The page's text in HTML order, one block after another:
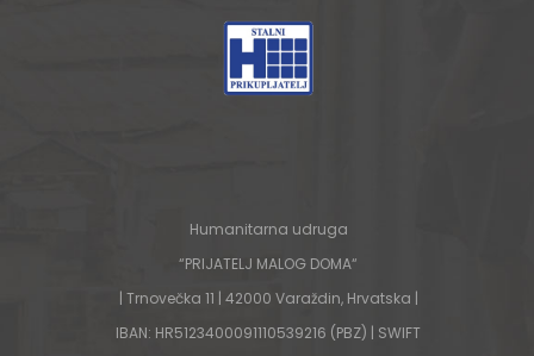
Humanitarna udruga
“PRIJATELJ MALOG DOMA“
| Trnovečka 11 | 42000 Varaždin, Hrvatska |
IBAN: HR5123400091110539216 (PBZ) | SWIFT